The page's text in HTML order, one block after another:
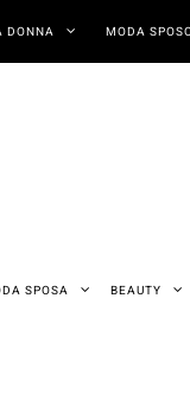
DONNA MODA
SPOSA BEAUTY